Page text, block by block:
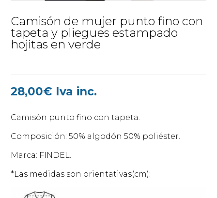
Camisón de mujer punto fino con
tapeta y pliegues estampado
hojitas en verde
28,00€ Iva inc.
Camisón punto fino con tapeta.
Composición: 50% algodón 50% poliéster.
Marca: FINDEL.
*Las medidas son orientativas(cm):